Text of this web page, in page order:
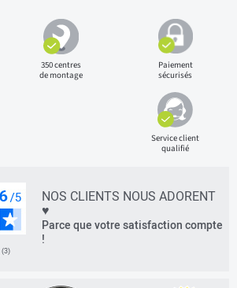
350 centres
de montage
Paiement
sécurisés
Service client
qualifié
NOS CLIENTS NOUS ADORENT
♥
Parce que votre satisfaction compte
!
(3)